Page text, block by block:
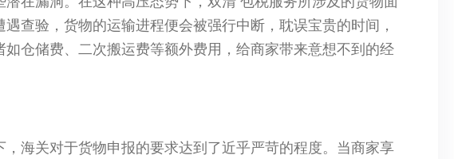
查验，货物的运输进程便会被强行中断，耽误宝贵的时间，
仓储费、二次搬运费等额外费用，给商家带来意想不到的经
海关对于货物申报的要求达到了近乎严苛的程度。当商家享